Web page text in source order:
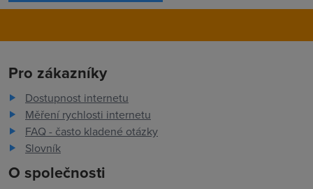
Pro zákazníky
Dostupnost internetu
Měření rychlosti internetu
FAQ - často kladené otázky
Slovník
O společnosti